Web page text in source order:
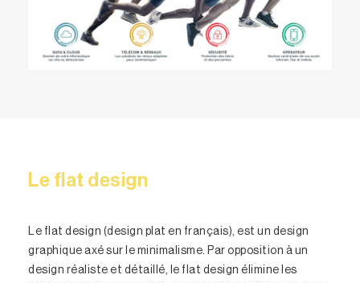
Le flat design
Le flat design (design plat en français), est un design
graphique axé sur le minimalisme. Par opposition à un
design réaliste et détaillé, le flat design élimine les